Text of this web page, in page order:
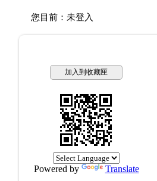
您目前： 未登入
加入到收藏匣
Powered by Translate